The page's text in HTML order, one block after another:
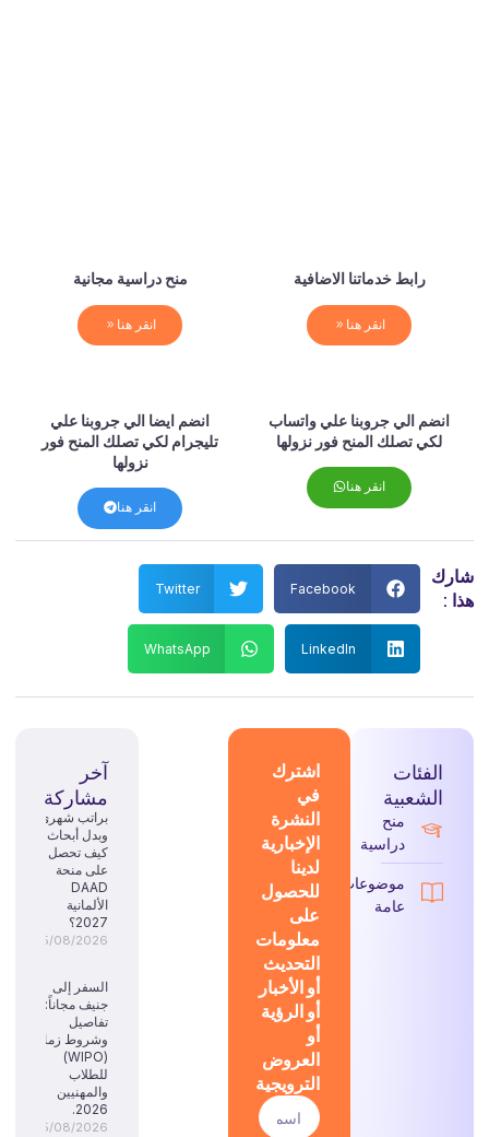
رابط خدماتنا الاضافية
انقر هنا
منح دراسية مجانية
انقر هنا
انضم الي جروبنا علي واتساب
لكي تصلك المنح فور نزولها
انقر هنا
انضم ايضا الي جروبنا علي
تليجرام لكي تصلك المنح فور
نزولها
انقر هنا
شارك
هذا :
Facebook
Twitter
LinkedIn
WhatsApp
الفئات
الشعبية
منح
دراسية
موضوعات
عامة
اشترك
في
النشرة
الإخبارية
لدينا
للحصول
على
معلومات
التحديث
أو الأخبار
أو الرؤية
أو
العروض
الترويجية
آخر
مشاركة
براتب شهري
وبدل أبحاث:
كيف تحصل
على منحة
DAAD
الألمانية
2027؟
05/08/2026
السفر إلى
جنيف مجاناً:
تفاصيل
وشروط زمالة
(WIPO)
للطلاب
والمهنيين
2026.
05/08/2026